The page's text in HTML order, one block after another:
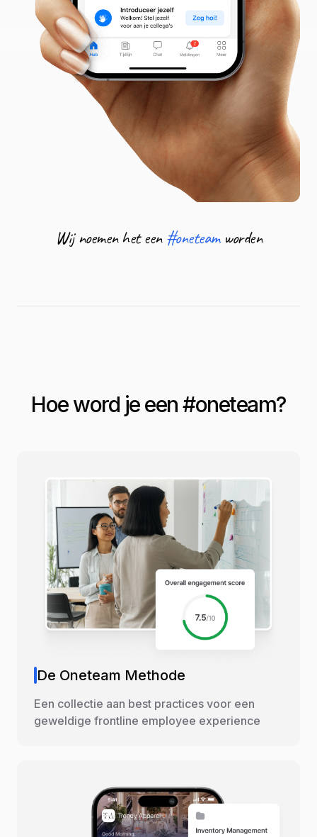
Wij noemen het een #oneteam worden
Hoe word je een #oneteam?
De Oneteam Methode
Een collectie aan best practices voor een
geweldige frontline employee experience